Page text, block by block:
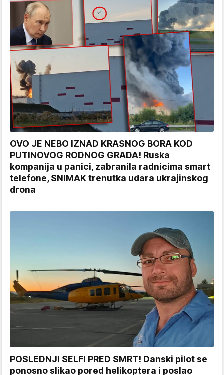
OVO JE NEBO IZNAD KRASNOG BORA KOD
PUTINOVOG RODNOG GRADA! Ruska
kompanija u panici, zabranila radnicima smart
telefone, SNIMAK trenutka udara ukrajinskog
drona
POSLEDNJI SELFI PRED SMRT! Danski pilot se
ponosno slikao pored helikoptera i poslao